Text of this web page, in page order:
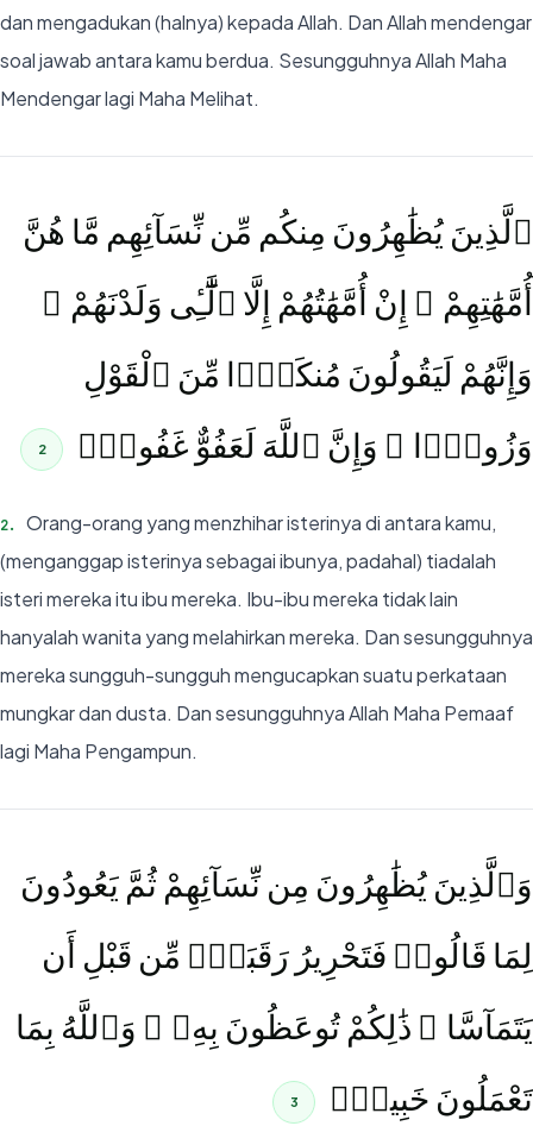
dan mengadukan (halnya) kepada Allah. Dan Allah mendengar
soal jawab antara kamu berdua. Sesungguhnya Allah Maha
Mendengar lagi Maha Melihat.
ٱلَّذِينَ يُظَٰهِرُونَ مِنكُم مِّن نِّسَآئِهِم مَّا هُنَّ
أُمَّهَٰتِهِمْ ۖ إِنْ أُمَّهَٰتُهُمْ إِلَّا ٱلَّٰٓـِٔى وَلَدْنَهُمْ ۚ
وَإِنَّهُمْ لَيَقُولُونَ مُنكَرًۭا مِّنَ ٱلْقَوْلِ
وَزُورًۭا ۚ وَإِنَّ ٱللَّهَ لَعَفُوٌّ غَفُورٌۭ
2
2.
Orang-orang yang menzhihar isterinya di antara kamu,
(menganggap isterinya sebagai ibunya, padahal) tiadalah
isteri mereka itu ibu mereka. Ibu-ibu mereka tidak lain
hanyalah wanita yang melahirkan mereka. Dan sesungguhnya
mereka sungguh-sungguh mengucapkan suatu perkataan
mungkar dan dusta. Dan sesungguhnya Allah Maha Pemaaf
lagi Maha Pengampun.
وَٱلَّذِينَ يُظَٰهِرُونَ مِن نِّسَآئِهِمْ ثُمَّ يَعُودُونَ
لِمَا قَالُوا۟ فَتَحْرِيرُ رَقَبَةٍۢ مِّن قَبْلِ أَن
يَتَمَآسَّا ۚ ذَٰلِكُمْ تُوعَظُونَ بِهِۦ ۚ وَٱللَّهُ بِمَا
تَعْمَلُونَ خَبِيرٌۭ
3